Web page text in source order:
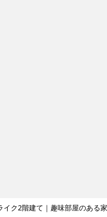
イク2階建て｜趣味部屋のある